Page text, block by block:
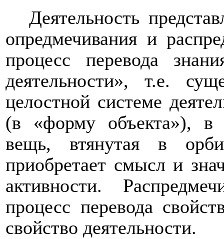
Деятельность
опредмечивания и
процесс перевода
деятельности», т.е.
целостной системе
(в «форму объекта»), в
вещь, втянутая в
приобретает смысл и
активности.
процесс перевода
свойство деятельности.